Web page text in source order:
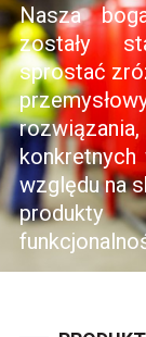
Nasza
zostały
sprostać
konkretnych
względu na
produkty